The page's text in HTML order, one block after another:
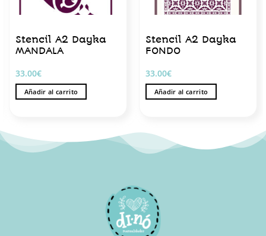
Stencil A2 Dayka
MANDALA
33.00€
Añadir al carrito
Stencil A2 Dayka
FONDO
33.00€
Añadir al carrito